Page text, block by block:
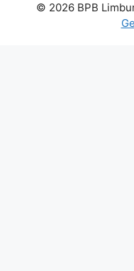
© 2026 BPB